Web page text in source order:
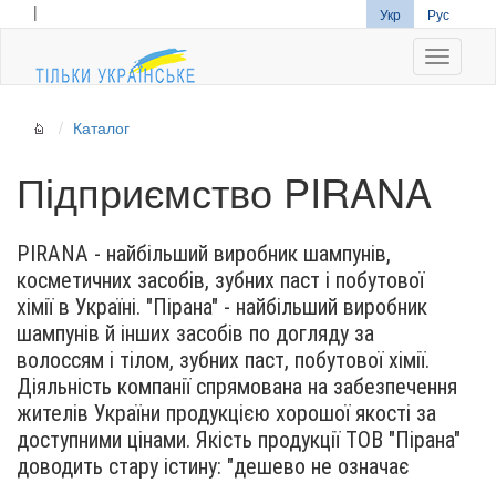
| Укр Рус
Каталог
Підприємство PIRANA
PIRANA - найбільший виробник шампунів,
косметичних засобів, зубних паст і побутової
хімії в Україні. "Пірана" - найбільший виробник
шампунів й інших засобів по догляду за
волоссям і тілом, зубних паст, побутової хімії.
Діяльність компанії спрямована на забезпечення
жителів України продукцією хорошої якості за
доступними цінами. Якість продукції ТОВ "Пірана"
доводить стару істину: "дешево не означає